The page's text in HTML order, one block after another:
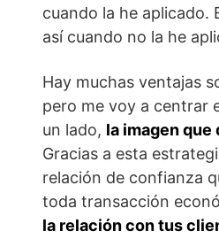
cuando la he aplicado.
así cuando no la he
Hay muchas ventajas
pero me voy a centrar
un lado, la imagen
Gracias a esta
relación de confianza
toda transacción
la relación con tus